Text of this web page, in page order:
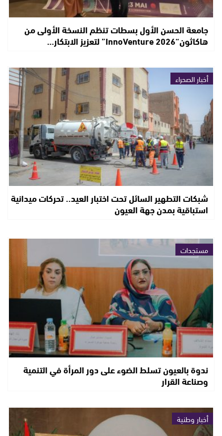
جامعة الحسن الأول بسطات تنظم النسخة الأولى من
هاكاثون“InnoVenture 2026” لتعزيز الابتكار…
أخبار الصحراء
شبكات التطهير السائل تحت اختبار العيد.. تحركات ميدانية
استباقية بمدن جهة العيون
مستجدات
ندوة بالعيون تسلط الضوء على دور المرأة في التنمية
وصناعة القرار
أخبار وطنية